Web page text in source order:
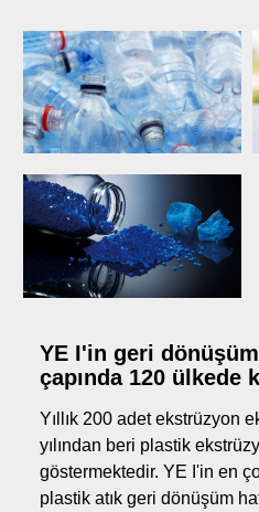
YE I'in geri
çapında 120 ülkede
Yıllık 200 adet ekstrüzyon
yılından beri plastik
göstermektedir. YE I'in en
plastik atık geri dönüşüm